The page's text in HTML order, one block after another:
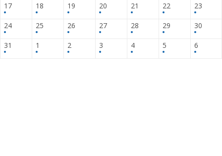
17 18 19 20 21 22 23
24 25 26 27 28 29 30
31 1 2 3 4 5 6